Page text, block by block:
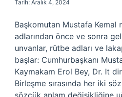
Tarih: Aralık 4, 2024
Başkomutan Mustafa Kemal
adlarından önce ve sonra
unvanlar, rütbe adları ve
başlar: Cumhurbaşkanı
Kaymakam Erol Bey, Dr. It
Birleşme sırasında her iki
sözcük anlam değişikliğine